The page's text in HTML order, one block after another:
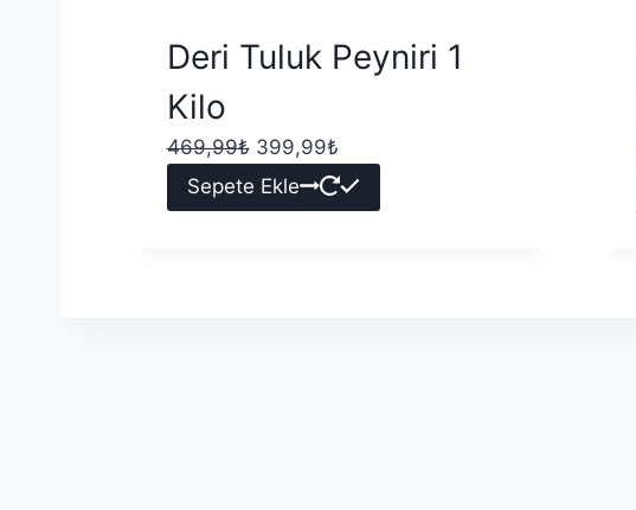
Deri Tuluk Peyniri 1
Kilo
469,99₺ 399,99₺
Sepete Ekle